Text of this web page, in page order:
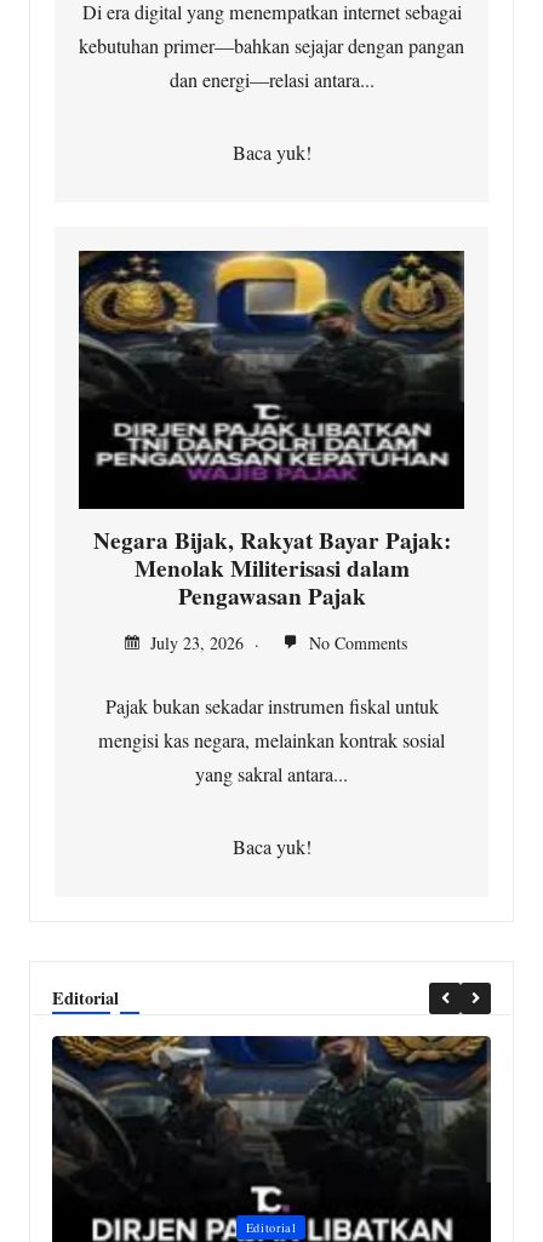
Di era digital yang menempatkan internet sebagai
kebutuhan primer—bahkan sejajar dengan pangan
dan energi—relasi antara...
Baca yuk!
Negara Bijak, Rakyat Bayar Pajak:
Menolak Militerisasi dalam
Pengawasan Pajak
July 23, 2026 No Comments
Pajak bukan sekadar instrumen fiskal untuk
mengisi kas negara, melainkan kontrak sosial
yang sakral antara...
Baca yuk!
Editorial
Posted
Editorial